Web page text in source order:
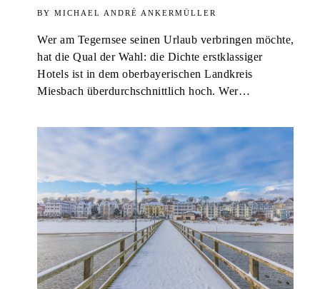
MICHAEL ANDRÉ ANKERMÜLLER
Wer am Tegernsee seinen Urlaub verbringen möchte,
hat die Qual der Wahl: die Dichte erstklassiger
Hotels ist in dem oberbayerischen Landkreis
Miesbach überdurchschnittlich hoch. Wer…